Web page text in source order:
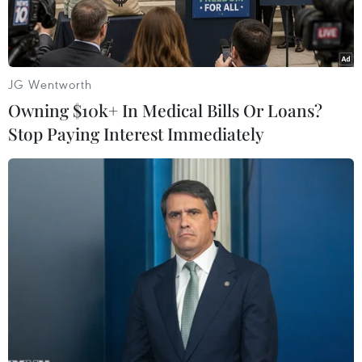
Nhân viên y tế lấy mẫu xét nghiệm COVID-19 cho người dân tại
Berlin, Đức. (Ảnh: AFP/TTXVN)
Bộ trưởng Y tế Đức Jens Spahn ngày 16/2 đã
thông báo kế hoạch cung cấp miễn phí cho tất
cả công dân nước này các bộ xét nghiệm nhanh
JG Wentworth
Owning $10k+ In Medical Bills Or Loans?
Stop Paying Interest Immediately